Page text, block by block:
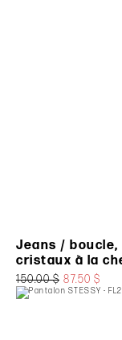
Jeans / boucle,
cristaux à la
150.00 $ 87.50 $